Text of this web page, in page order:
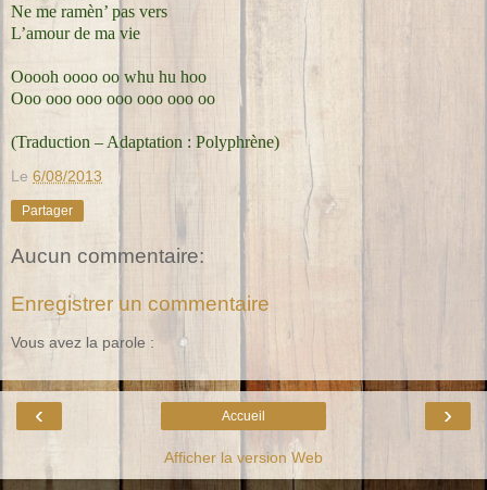
Ne me ramèn’ pas vers
L’amour de ma vie
Ooooh oooo oo whu hu hoo
Ooo ooo ooo ooo ooo ooo oo
(Traduction – Adaptation : Polyphrène)
Le 6/08/2013
Partager
Aucun commentaire:
Enregistrer un commentaire
Vous avez la parole :
‹ ›
Accueil
Afficher la version Web